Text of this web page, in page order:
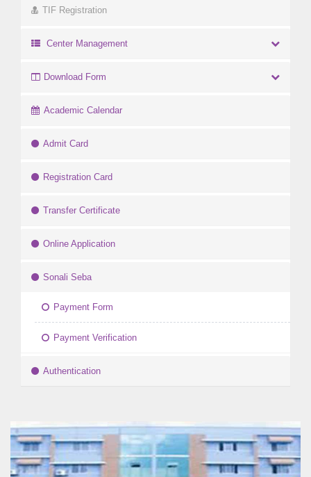
TIF Registration
Center Management
Download Form
Academic Calendar
Admit Card
Registration Card
Transfer Certificate
Online Application
Sonali Seba
Payment Form
Payment Verification
Authentication